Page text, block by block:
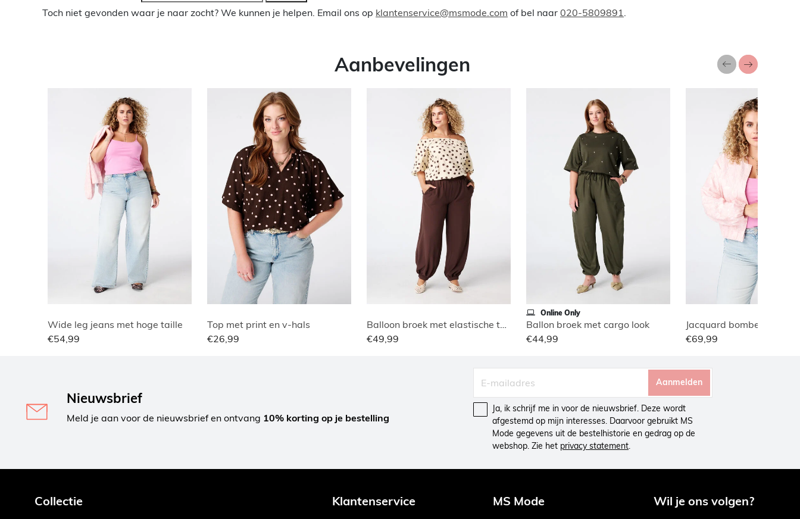
Toch niet gevonden waar je naar zocht? We kunnen je helpen. Email ons op klantenservice@msmode.com of bel naar 020-5809891.
Aanbevelingen
Wide leg jeans met hoge taille
€54,99
Top met print en v-hals
€26,99
Balloon broek met elastische taille
€49,99
Online Only
Ballon broek met cargo look
€44,99
Jacquard bomber jasje
€69,99
Nieuwsbrief
Meld je aan voor de nieuwsbrief en ontvang 10% korting op je bestelling
Aanmelden
Ja, ik schrijf me in voor de nieuwsbrief. Deze wordt
afgestemd op mijn interesses. Daarvoor gebruikt MS
Mode gegevens uit de bestelhistorie en gedrag op de
webshop. Zie het privacy statement.
Collectie Klantenservice MS Mode Wil je ons volgen?